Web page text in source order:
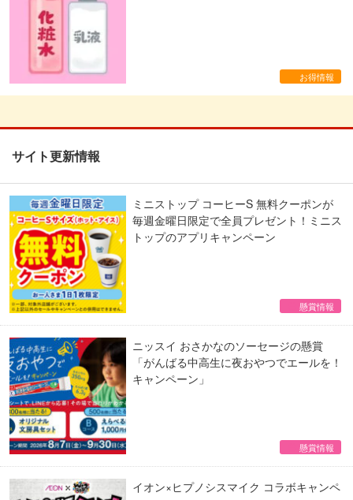
お得情報
サイト更新情報
ミニストップ コーヒーS 無料クーポンが
毎週金曜日限定で全員プレゼント！ミニス
トップのアプリキャンペーン
懸賞情報
ニッスイ おさかなのソーセージの懸賞
「がんばる中高生に夜おやつでエールを！
キャンペーン」
懸賞情報
イオン×ヒプノシスマイク コラボキャンペ